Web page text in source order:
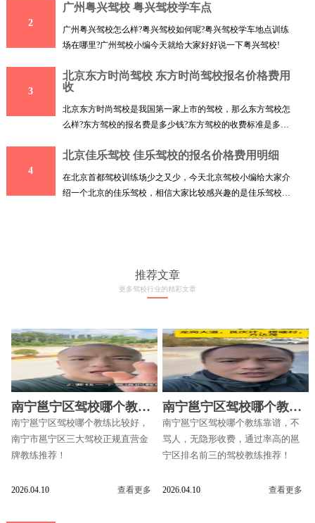
2
广州粤兴驾校 粤兴驾校学车点
广州粤兴驾校怎么样?粤兴驾校如何呢?粤兴驾校学车地点训练
场在哪里?广州驾校小编今天就给大家好好说一下粤兴驾校!
3
北京东方时尚驾校 东方时尚驾校报名价格费用
收
北京东方时尚驾校是我国第一家上市的驾校，那么东方驾校怎
么样?东方驾校的报名费是多少钱?东方驾校的收费标准是多少
4
北京佳乐驾校 佳乐驾校的报名价格费用明细
在北京首都驾校训练场少之又少，今天北京驾校小编给大家介
绍一个北京的佳乐驾校，相信大家比较感兴趣的是佳乐驾校的
推荐文章
更多驾校行业的精彩文章
南宁邕宁区驾校哪个教练
比较好
南宁邕宁区驾校哪个教练比较好，
南宁市邕宁区三大驾校正规直营金
牌教练推荐！
2026.04.10 查看更多
南宁邕宁区驾校哪个教练
靠谱
南宁邕宁区驾校哪个教练靠谱，不
骂人，无隐形收费，通过率高的邕
宁区排名前三的驾校教练推荐！
2026.04.10 查看更多